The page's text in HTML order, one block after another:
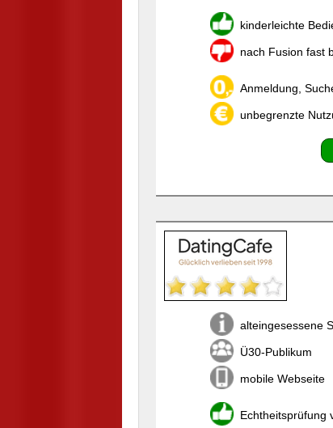
kinderleichte
nach Fusion fast
Anmeldung,
unbegrenzte
alteingesessene
Ü30-Publikum
mobile Webseite
Echtheitsprüfung